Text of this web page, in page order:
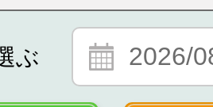
ぶ 2026/